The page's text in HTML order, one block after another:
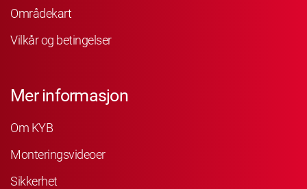
Områdekart
Vilkår og betingelser
Mer informasjon
Om KYB
Monteringsvideoer
Sikkerhet